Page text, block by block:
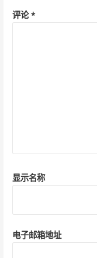
评论*
显示名称
电子邮箱地址